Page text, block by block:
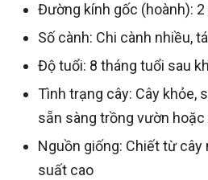
Đường kính gốc (hoành):
Số cành: Chi cành nhiều,
Độ tuổi: 8 tháng tuổi sau
Tình trạng cây: Cây khỏe,
sẵn sàng trồng vườn hoặc
Nguồn giống: Chiết từ
suất cao